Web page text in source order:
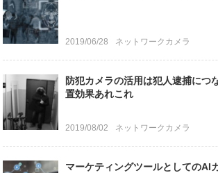
2019/06/28 ネットワークカメラ
防犯カメラの活用は犯人逮捕につ
置効果あれこれ
2019/08/02 ネットワークカメラ
マーケティングツールとしてのAI